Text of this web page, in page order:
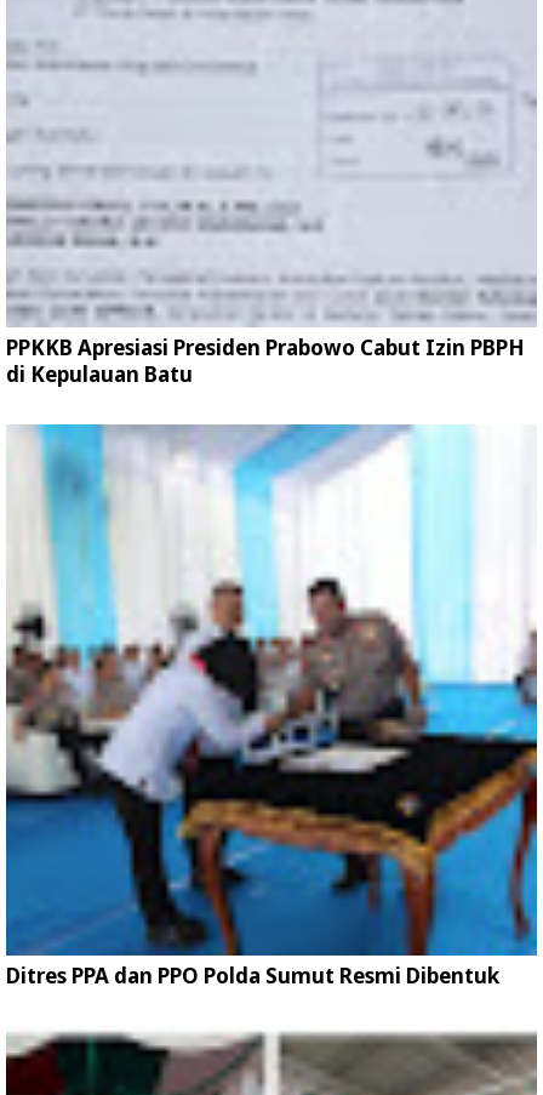
PPKKB Apresiasi Presiden Prabowo Cabut Izin PBPH
di Kepulauan Batu
Ditres PPA dan PPO Polda Sumut Resmi Dibentuk